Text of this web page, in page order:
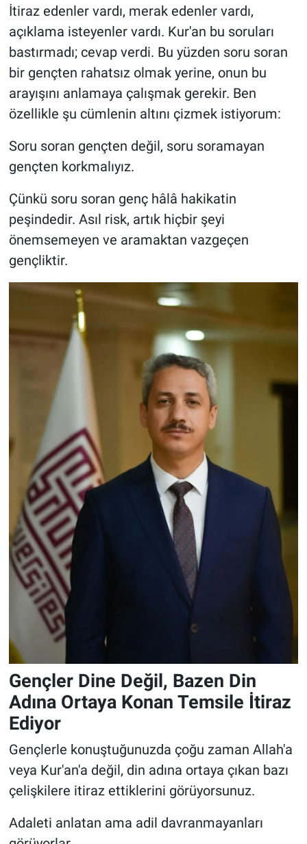
İtiraz edenler vardı, merak edenler vardı,
açıklama isteyenler vardı. Kur'an bu soruları
bastırmadı; cevap verdi. Bu yüzden soru soran
bir gençten rahatsız olmak yerine, onun bu
arayışını anlamaya çalışmak gerekir. Ben
özellikle şu cümlenin altını çizmek istiyorum:
Soru soran gençten değil, soru soramayan
gençten korkmalıyız.
Çünkü soru soran genç hâlâ hakikatin
peşindedir. Asıl risk, artık hiçbir şeyi
önemsemeyen ve aramaktan vazgeçen
gençliktir.
Gençler Dine Değil, Bazen Din
Adına Ortaya Konan Temsile İtiraz
Ediyor
Gençlerle konuştuğunuzda çoğu zaman Allah'a
veya Kur'an'a değil, din adına ortaya çıkan bazı
çelişkilere itiraz ettiklerini görüyorsunuz.
Adaleti anlatan ama adil davranmayanları